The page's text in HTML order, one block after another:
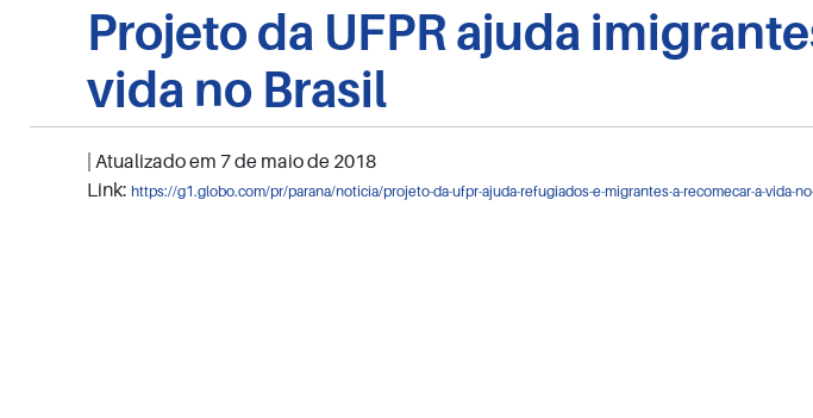
Projeto da UFPR ajuda
vida no Brasil
| Atualizado em 7 de maio de 2018
Link: https://g1.globo.com/pr/parana/noticia/projeto-da-ufpr-ajuda-refugiados-e-migrantes-a-recomecar-a-vida-